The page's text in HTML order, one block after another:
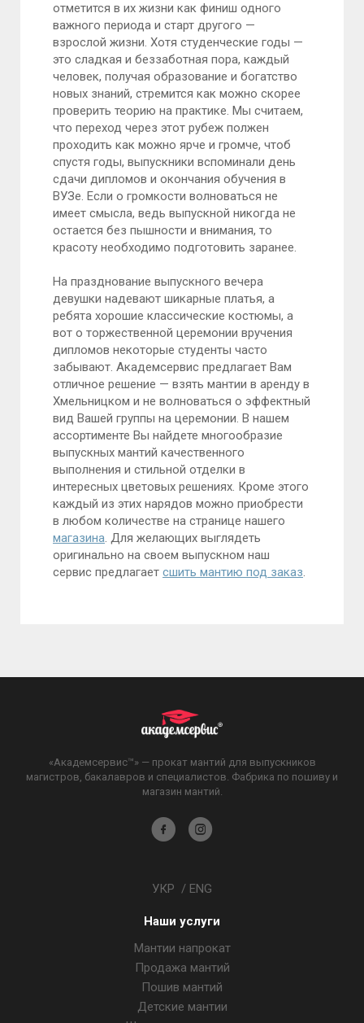
отметится в их жизни как финиш одного
важного периода и старт другого —
взрослой жизни. Хотя студенческие годы —
это сладкая и беззаботная пора, каждый
человек, получая образование и богатство
новых знаний, стремится как можно скорее
проверить теорию на практике. Мы считаем,
что переход через этот рубеж полжен
проходить как можно ярче и громче, чтоб
спустя годы, выпускники вспоминали день
сдачи дипломов и окончания обучения в
ВУЗе. Если о громкости волноваться не
имеет смысла, ведь выпускной никогда не
остается без пышности и внимания, то
красоту необходимо подготовить заранее.
На празднование выпускного вечера
девушки надевают шикарные платья, а
ребята хорошие классические костюмы, а
вот о торжественной церемонии вручения
дипломов некоторые студенты часто
забывают. Академсервис предлагает Вам
отличное решение — взять мантии в аренду в
Хмельницком и не волноваться о эффектный
вид Вашей группы на церемонии. В нашем
ассортименте Вы найдете многообразие
выпускных мантий качественного
выполнения и стильной отделки в
интересных цветовых решениях. Кроме этого
каждый из этих нарядов можно приобрести
в любом количестве на странице нашего
магазина. Для желающих выглядеть
оригинально на своем выпускном наш
сервис предлагает сшить мантию под заказ.
«Академсервис™» — прокат мантий для выпускников
магистров, бакалавров и специалистов. Фабрика по пошиву и
магазин мантий.
Академсервис
УКР / ENG
Наши услуги
Мантии напрокат
Продажа мантий
Пошив мантий
Детские мантии